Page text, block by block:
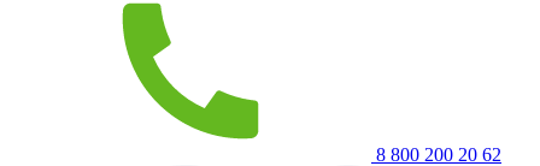
8 800 200 20 62